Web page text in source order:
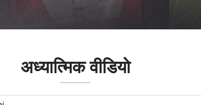
अध्यात्मिक वीडियो